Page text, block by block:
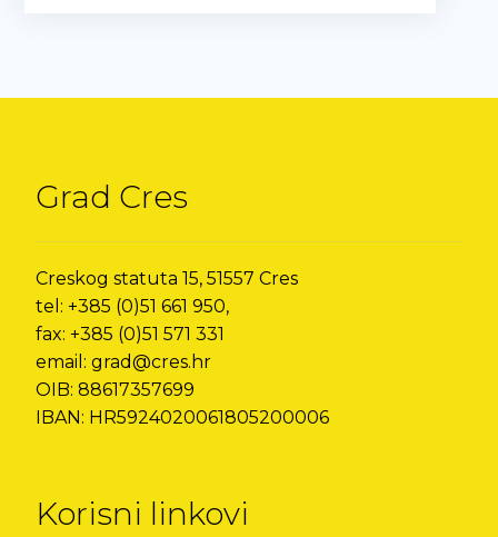
Grad Cres
Creskog statuta 15, 51557 Cres
tel: +385 (0)51 661 950,
fax: +385 (0)51 571 331
email: grad@cres.hr
OIB: 88617357699
IBAN: HR5924020061805200006
Korisni linkovi